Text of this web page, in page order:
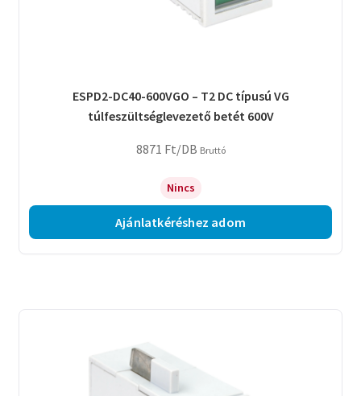
ESPD2-DC40-600VGO – T2 DC típusú VG
túlfeszültséglevezető betét 600V
8871 Ft/DB Bruttó
Nincs
Ajánlatkéréshez adom